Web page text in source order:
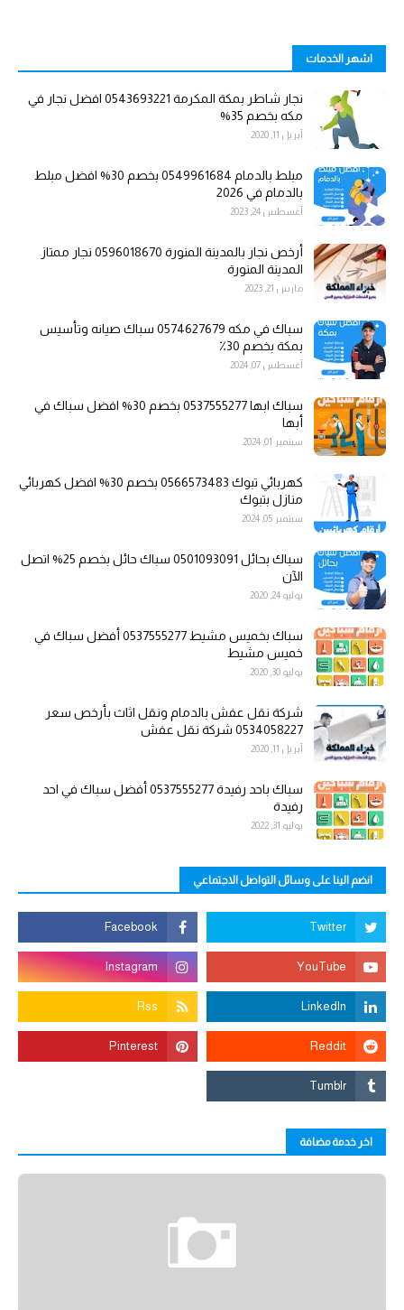
اشهر الخدمات
نجار شاطر بمكة المكرمة 0543693221 افضل نجار في
مكه بخصم 35%
أبريل 11, 2020
مبلط بالدمام 0549961684 بخصم 30% افضل مبلط
بالدمام في 2026
أغسطس 24, 2023
أرخص نجار بالمدينة المنورة 0596018670 نجار ممتاز
المدينة المنورة
مارس 21, 2023
سباك في مكه 0574627679 سباك صيانه وتأسيس
بمكة بخصم 30٪
أغسطس 07, 2024
سباك ابها 0537555277 بخصم 30% افضل سباك في
أبها
سبتمبر 01, 2024
كهربائي تبوك 0566573483 بخصم 30% افضل كهربائي
منازل بتبوك
سبتمبر 05, 2024
سباك بحائل 0501093091 سباك حائل بخصم 25% اتصل
الآن
يوليو 24, 2020
سباك بخميس مشيط 0537555277 أفضل سباك في
خميس مشيط
يوليو 30, 2020
شركة نقل عفش بالدمام ونقل اثاث بأرخص سعر
0534058227 شركة نقل عفش
أبريل 11, 2020
سباك باحد رفيدة 0537555277 أفضل سباك في احد
رفيدة
يوليو 31, 2022
انضم الينا على وسائل التواصل الاجتماعي
اخر خدمة مضافة